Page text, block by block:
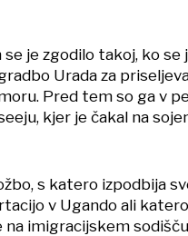
je zgodilo takoj, ko se
Urada za
Pred tem so ga v
kjer je čakal na
s katero izpodbija
v Ugando ali
imigracijskem